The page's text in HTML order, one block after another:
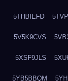
5THBIEFD
5V5K9CVS
5XSF9JLS
5YB5BBQM